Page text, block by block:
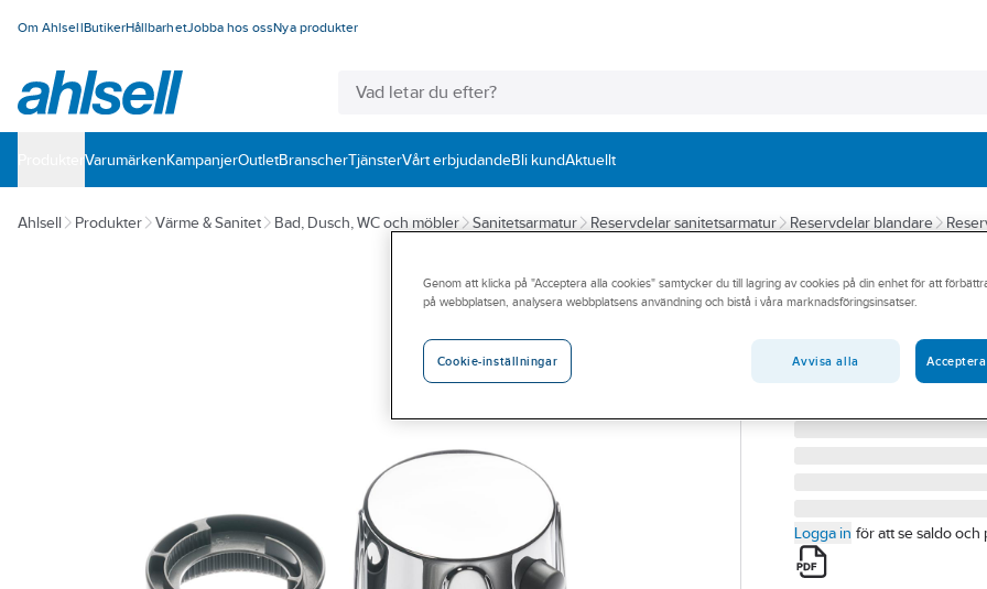
Om AhlsellButikerHållbarhetJobba hos ossNya produkter
VarumärkenKampanjerOutletBranscherTjänsterVårt erbjudandeBli kundAktuellt
Ahlsell Produkter Värme & Sanitet Bad, Dusch, WC och möbler Sanitetsarmatur Reservdelar sanitetsarmatur Reservdelar blandare
ORAS
Flödes- och
ORAS 178794V TEMP-
Artikelnummer:
8592309
178794V
Logga in för att se saldo och
Genom att klicka på "Acceptera alla cookies" samtycker du till lagring av cookies på din enhet för att
på webbplatsen, analysera webbplatsens användning och bistå i våra marknadsföringsinsatser.
Cookie-inställningar Avvisa alla